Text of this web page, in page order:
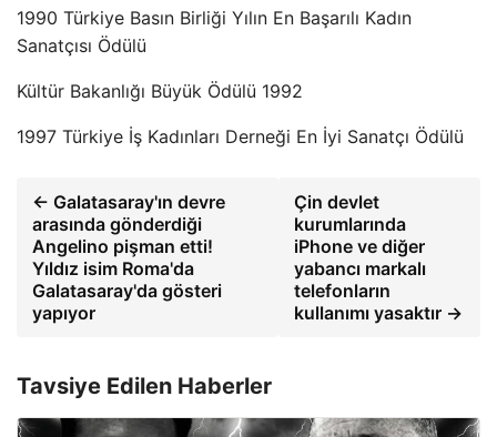
1990 Türkiye Basın Birliği Yılın En Başarılı Kadın
Sanatçısı Ödülü
Kültür Bakanlığı Büyük Ödülü 1992
1997 Türkiye İş Kadınları Derneği En İyi Sanatçı Ödülü
← Galatasaray'ın devre
arasında gönderdiği
Angelino pişman etti!
Yıldız isim Roma'da
Galatasaray'da gösteri
yapıyor
Çin devlet
kurumlarında
iPhone ve diğer
yabancı markalı
telefonların
kullanımı yasaktır →
Tavsiye Edilen Haberler